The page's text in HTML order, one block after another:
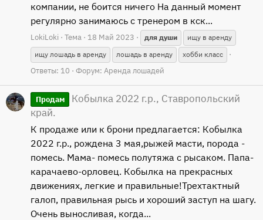
компании, не боится ничего На данный момент
регулярно занимаюсь с тренером в кск...
LokiLoki Тема 18 Май 2023 для души
ищу в аренду
ищу лошадь в аренду
лошадь в аренду хобби класс
Ответы: 10 Форум: Аренда лошадей
Продам
Кобылка 2022 г.р., Ставропольский
край.
К продаже или к брони предлагается: Кобылка
2022 г.р., рождена 3 мая,рыжей масти, порода -
помесь. Мама- помесь полутяжа с рысаком. Папа-
карачаево-орловец. Кобылка на прекрасных
движениях, легкие и правильные!Трехтактный
галоп, правильная рысь и хороший заступ на шагу.
Очень выносливая, когда...